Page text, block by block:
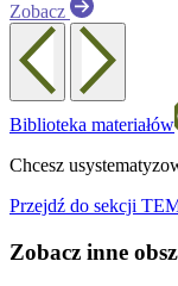
Zobacz
Biblioteka materiałów
Chcesz
Przejdź do sekcji
Zobacz inne